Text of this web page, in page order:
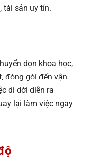
tài sản uy tín.
dọn khoa học,
đóng gói đến vận
di dời diễn ra
lại làm việc ngay